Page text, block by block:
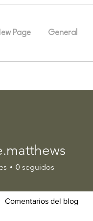
Page General
0 seguidos
Comentarios del blog